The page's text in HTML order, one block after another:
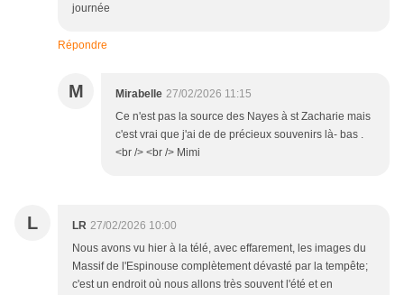
journée
Répondre
M Mirabelle 27/02/2026 11:15
Ce n'est pas la source des Nayes à st Zacharie mais
c'est vrai que j'ai de de précieux souvenirs là- bas .
<br /> <br /> Mimi
L LR 27/02/2026 10:00
Nous avons vu hier à la télé, avec effarement, les images du
Massif de l'Espinouse complètement dévasté par la tempête;
c'est un endroit où nous allons très souvent l'été et en